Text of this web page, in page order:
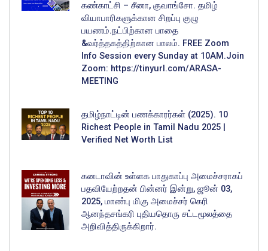
கண்காட்சி – சீனா, குவாங்சோ. தமிழ்
வியாபாரிகளுக்கான சிறப்பு குழு
பயணம்.நட்பிற்கான பாதை
&வர்த்தகத்திற்கான பாலம். FREE Zoom
Info Session every Sunday at 10AM.Join
Zoom: https://tinyurl.com/ARASA-
MEETING
தமிழ்நாட்டின் பணக்காரர்கள் (2025). 10
Richest People in Tamil Nadu 2025 |
Verified Net Worth List
கனடாவின் உள்ளக பாதுகாப்பு அமைச்சராகப்
பதவியேற்றதன் பின்னர் இன்று, ஜூன் 03,
2025, மாண்பு மிகு அமைச்சர் கெரி
ஆனந்தசங்கரி புதியதொரு சட்டமூலத்தை
அறிவித்திருக்கிறார்.